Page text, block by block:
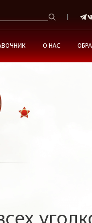
О НАС